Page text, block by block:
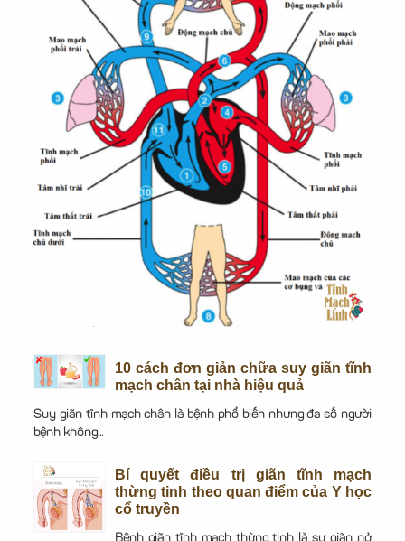
10 cách đơn giản chữa suy giãn tĩnh
mạch chân tại nhà hiệu quả
Suy giãn tĩnh mạch chân là bệnh phổ biến nhưng đa số người
bệnh không...
Bí quyết điều trị giãn tĩnh mạch
thừng tinh theo quan điểm của Y học
cổ truyền